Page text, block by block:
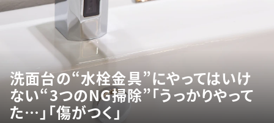
洗面台の“水栓金具”にやってはいけ
ない“3つのNG掃除”「うっかりやって
た…」「傷がつく」